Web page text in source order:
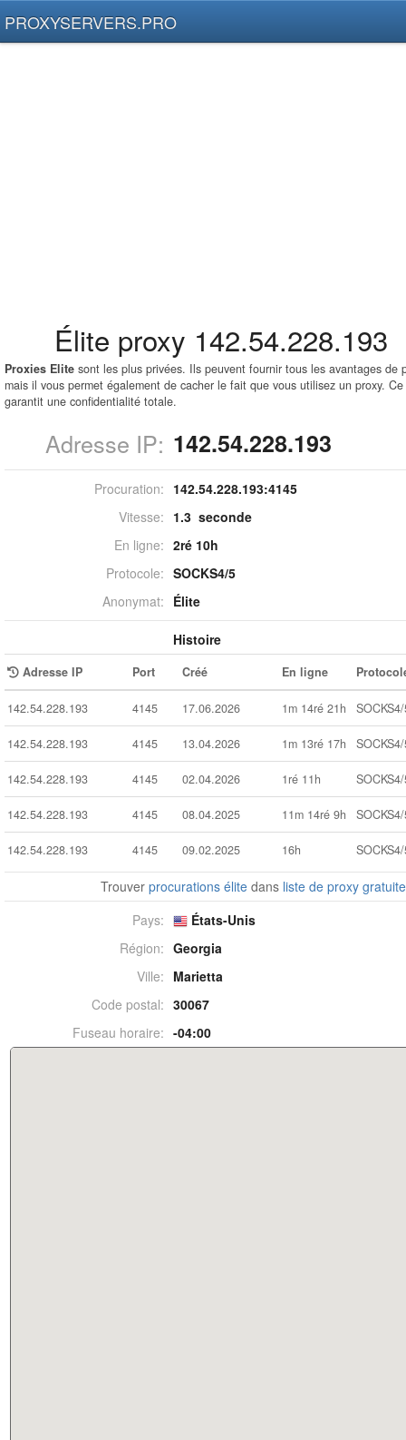
PROXYSERVERS.PRO
Élite proxy 142.54.228.193
Proxies Elite sont les plus privées. Ils peuvent fournir tous les avantages de
mais il vous permet également de cacher le fait que vous utilisez un proxy.
garantit une confidentialité totale.
Adresse IP: 142.54.228.193
Procuration: 142.54.228.193:4145
Vitesse: 1.3 seconde
En ligne: 2ré 10h
Protocole: SOCKS4/5
Anonymat: Élite
Histoire
Adresse IP Port Créé En ligne
142.54.228.193 4145 17.06.2026 1m 14ré 21h
142.54.228.193 4145 13.04.2026 1m 13ré 17h
142.54.228.193 4145 02.04.2026 1ré 11h
142.54.228.193 4145 08.04.2025 11m 14ré 9h
142.54.228.193 4145 09.02.2025 16h
Trouverprocurations élite dans liste de proxy gratuite
Pays:
États-Unis
Région: Georgia
Ville: Marietta
Code postal: 30067
Fuseau horaire: -04:00